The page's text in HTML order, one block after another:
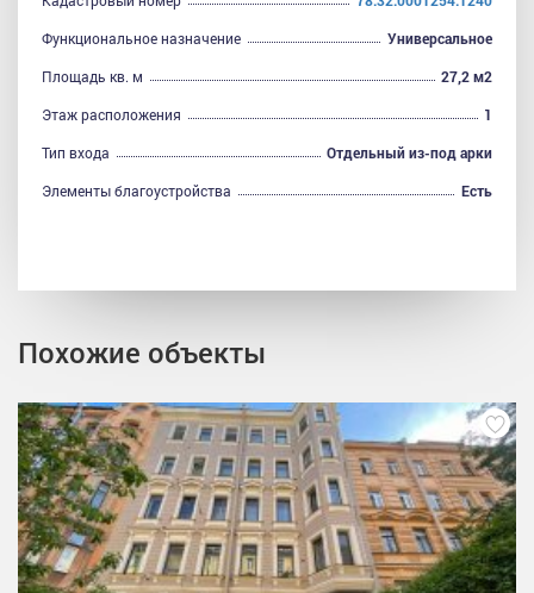
Функциональное назначение
Универсальное
Площадь кв. м
27,2 м2
Этаж расположения
1
Тип входа
Отдельный из-под арки
Элементы благоустройства
Есть
Похожие объекты